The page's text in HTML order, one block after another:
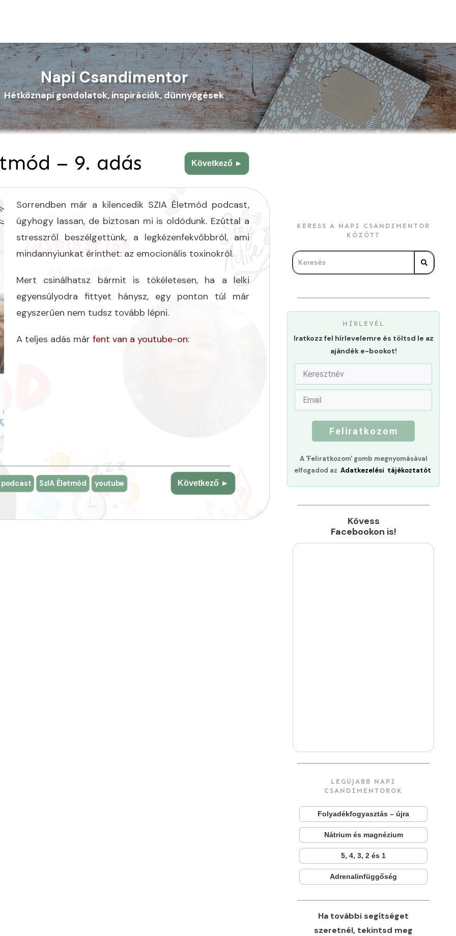
Napi Csandimentor
Hétköznapi gondolatok, inspirációk, dünnyögések
Következő ►
– 9. adás
Sorrendben már a kilencedik SZIA Életmód podcast,
úgyhogy lassan, de biztosan mi is oldódunk. Ezúttal a
stresszről beszélgettünk, a legkézenfekvőbbról, ami
mindannyiunkat érinthet: az emocionális toxinokról.
Mert csinálhatsz bármit is tökéletesen, ha a lelki
egyensúlyodra fittyet hánysz, egy ponton túl már
egyszerűen nem tudsz tovább lépni.
A teljes adás már fent van a youtube-on:
Következő ►
podcast SzIA Életmód youtube
KERESS A NAPI CSANDIMENTOR
KÖZÖTT
HÍRLEVÉL
Iratkozz fel hírlevelemre és töltsd le az
ajándék e-bookot!
Feliratkozom
A 'Feliratkozom' gomb megnyomásával
elfogadod az Adatkezelési tájékoztatót
Kövess
Facebookon is!
LEGÚJABB NAPI
CSANDIMENTOROK
Folyadékfogyasztás – újra
Nátrium és magnézium
5, 4, 3, 2 és 1
Adrenalinfüggőség
Ha további segítséget
szeretnél, tekintsd meg